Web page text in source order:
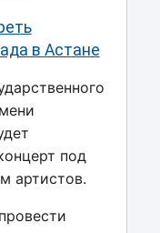
в Астане
под
артистов.